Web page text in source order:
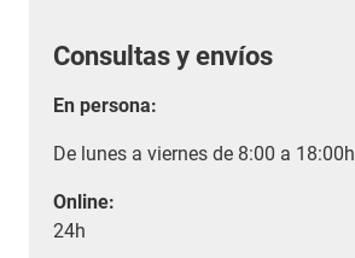
Consultas y envíos
En persona:
De lunes a viernes de 8:00 a 18:00h
Online:
24h